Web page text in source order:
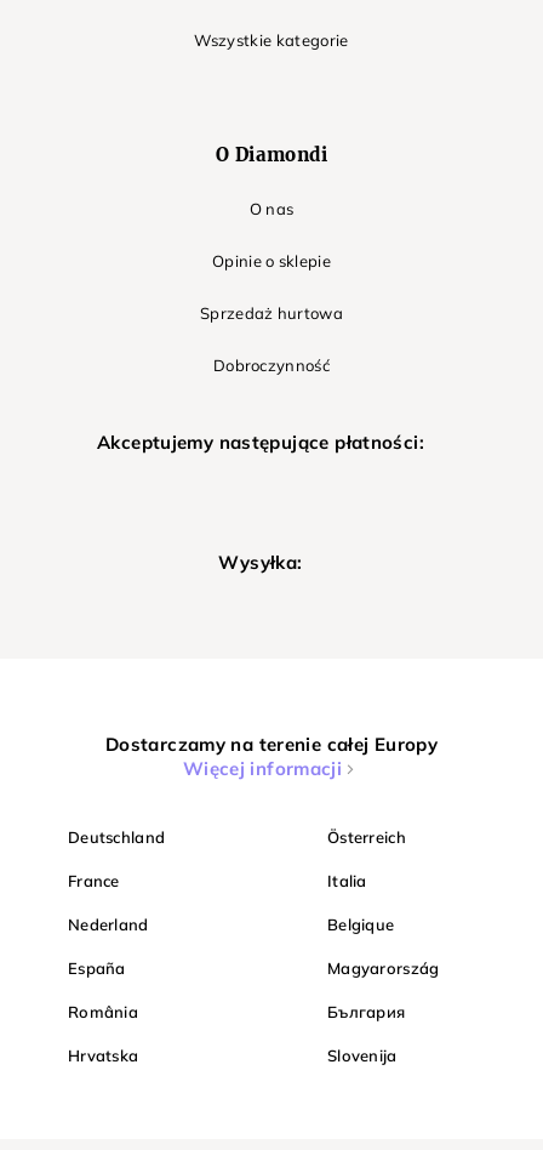
Wszystkie kategorie
O Diamondi
O nas
Opinie o sklepie
Sprzedaż hurtowa
Dobroczynność
Akceptujemy następujące płatności:
Wysyłka:
Dostarczamy na terenie całej Europy
Więcej informacji
Deutschland Österreich
France Italia
Nederland Belgique
España Magyarország
România България
Hrvatska Slovenija